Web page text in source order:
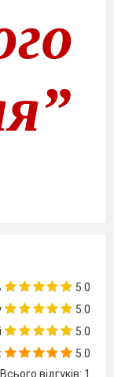
”
5.0
5.0
5.0
5.0
Всього відгуків: 1